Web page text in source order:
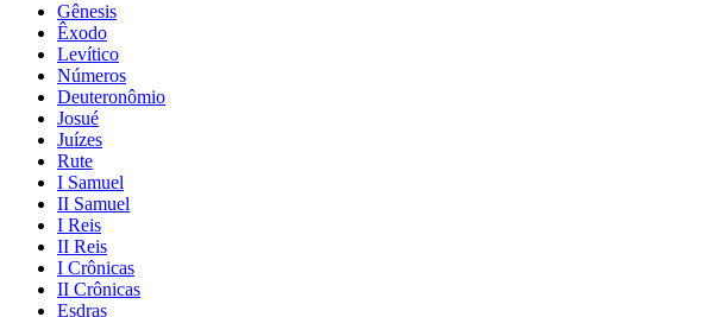
Gênesis
Êxodo
Levítico
Números
Deuteronômio
Josué
Juízes
Rute
I Samuel
II Samuel
I Reis
II Reis
I Crônicas
II Crônicas
Esdras